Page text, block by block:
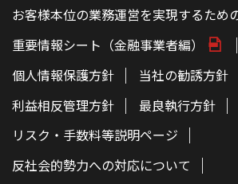
お客様本位の業務運営を実現するため
重要情報シート（金融事業者編）
個人情報保護方針
当社の勧誘方針
利益相反管理方針
最良執行方針
リスク・手数料等説明ページ
反社会的勢力への対応について